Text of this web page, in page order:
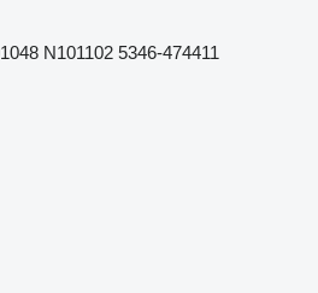
N101102 5346-474411